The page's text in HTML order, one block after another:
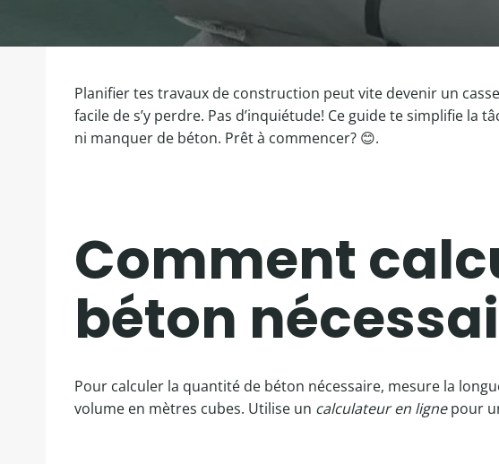
Planifier tes travaux de construction peut vite devenir un
facile de s’y perdre. Pas d’inquiétude! Ce guide te simplifie
ni manquer de béton. Prêt à commencer? 😊.
Comment
béton
Pour calculer la quantité de béton nécessaire, mesure la
volume en mètres cubes. Utilise un calculateur en lignepour